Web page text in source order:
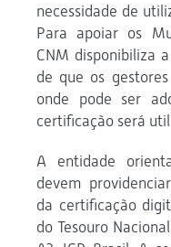
necessidade de
Para apoiar os
CNM disponibiliza
de que os
onde pode ser
certificação será
A entidade
devem
da certificação
do Tesouro